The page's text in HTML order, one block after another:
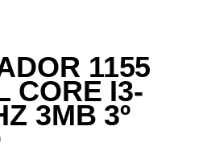
1155
CORE I3-
3MB 3º